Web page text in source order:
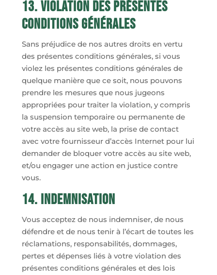
13. Violation des présentes
conditions générales
Sans préjudice de nos autres droits en vertu
des présentes conditions générales, si vous
violez les présentes conditions générales de
quelque manière que ce soit, nous pouvons
prendre les mesures que nous jugeons
appropriées pour traiter la violation, y compris
la suspension temporaire ou permanente de
votre accès au site web, la prise de contact
avec votre fournisseur d’accès Internet pour lui
demander de bloquer votre accès au site web,
et/ou engager une action en justice contre
vous.
14. Indemnisation
Vous acceptez de nous indemniser, de nous
défendre et de nous tenir à l’écart de toutes les
réclamations, responsabilités, dommages,
pertes et dépenses liés à votre violation des
présentes conditions générales et des lois